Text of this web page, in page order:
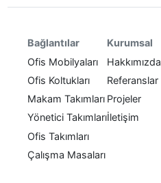
Bağlantılar
Ofis Mobilyaları
Ofis Koltukları
Makam Takımları
Yönetici Takımları
Ofis Takımları
Çalışma Masaları
Kurumsal
Hakkımızda
Referanslar
Projeler
İletişim